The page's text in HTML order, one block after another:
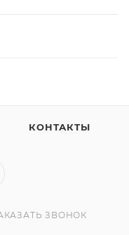
КОНТАКТЫ
ЗВОНОК